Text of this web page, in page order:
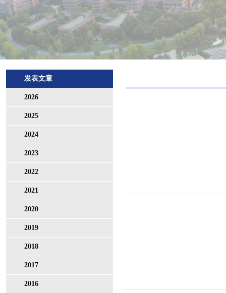
发表文章
2026
2025
2024
2023
2022
2021
2020
2019
2018
2017
2016